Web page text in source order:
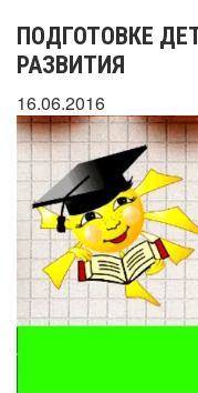
ПОДГОТОВКЕ
РАЗВИТИЯ
16.06.2016